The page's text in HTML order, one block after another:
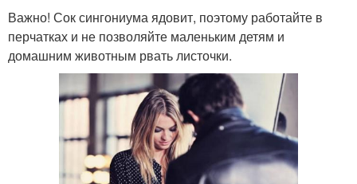
Важно! Сок сингониума ядовит, поэтому работайте в
перчатках и не позволяйте маленьким детям и
домашним животным рвать листочки.